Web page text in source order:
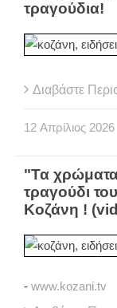
τραγούδια!
Διαβάστε
12 Απρίλιος 2026
"Τα
τραγούδι
Κοζάνη !
- www.kozani.tv